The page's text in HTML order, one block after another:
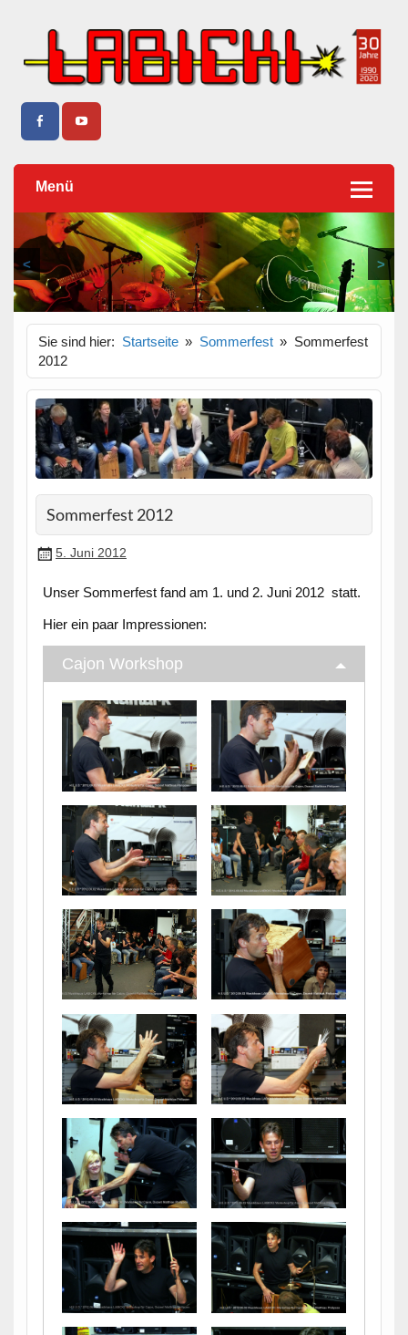
Musikhaus Labicki
Sound, Casebau, Lichttechnik, Tontechnik und Vermietung
– Firma Labicki Elsterwerda seit 30 Jahren
Menü
< >
Sie sind hier: Startseite Sommerfest
Sommerfest
2012
Sommerfest 2012
5. Juni 2012
Unser Sommerfest fand am 1. und 2. Juni 2012 statt.
Hier ein paar Impressionen:
Cajon Workshop